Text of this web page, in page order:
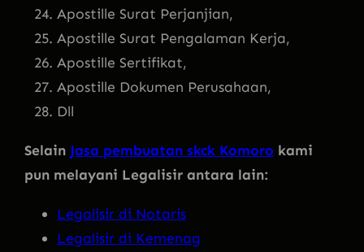
Apostille Surat Perjanjian,
Apostille Surat Pengalaman Kerja,
Apostille Sertifikat,
Apostille Dokumen Perusahaan,
Dll
Selain Jasa pembuatan skck Komoro kami
pun melayani Legalisir antara lain:
Legalisir di Notaris
Legalisir di Kemenag